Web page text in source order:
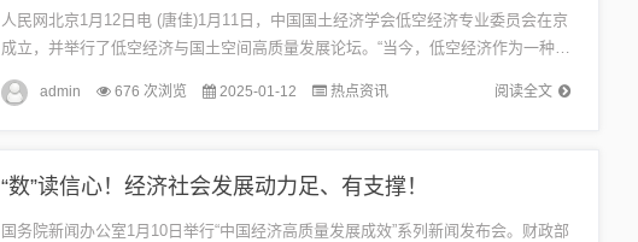
人民网北京1月12日电 (唐佳)1月11日，中国国土经济学会低空经济专业委员会在京
成立，并举行了低空经济与国土空间高质量发展论坛。“当今，低空经济作为一种新
兴的经济形态，正逐渐崭露头角，展现出巨大的发展潜力和广阔的...
阅读全文
admin 676 次浏览 2025-01-12 热点资讯
“数”读信心！经济社会发展动力足、有支撑！
国务院新闻办公室1月10日举行“中国经济高质量发展成效”系列新闻发布会。财政部